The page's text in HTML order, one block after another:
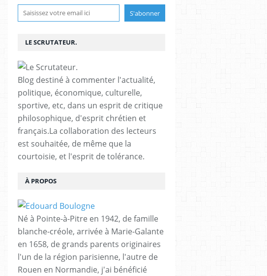
LE SCRUTATEUR.
Blog destiné à commenter l'actualité,
politique, économique, culturelle,
sportive, etc, dans un esprit de critique
philosophique, d'esprit chrétien et
français.La collaboration des lecteurs
est souhaitée, de même que la
courtoisie, et l'esprit de tolérance.
À PROPOS
Né à Pointe-à-Pitre en 1942, de famille
blanche-créole, arrivée à Marie-Galante
en 1658, de grands parents originaires
l'un de la région parisienne, l'autre de
Rouen en Normandie, j'ai bénéficié